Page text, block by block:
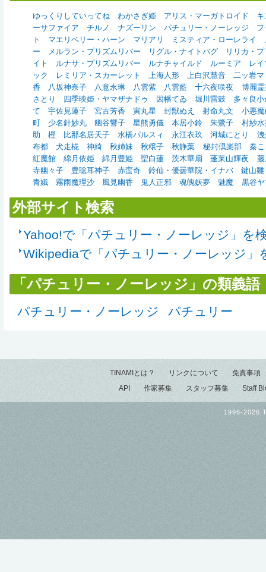
ゆっくりしていってね わかさぎ姫 アリス・マーガトロイド
ーサファイア
チルノ ナズーリン パチュリー・ノーレッジ
ト
マエリベリー・ハーン マリアリ ミスティア・ローレライ
ー
メルラン・プリズムリバー リグル・ナイトバグ
リリカ・
イト
ルナサ・プリズムリバー ルナチャイルド ルーミア
レ
ック
レミリア・スカーレット 上海人形 上白沢慧音
二ッ岩
香
八坂神奈子 八意永琳 八雲紫 八雲藍 十六夜咲夜
博麗霊
さとり
四季映姫・ヤマザナドゥ 因幡てゐ 堀川雷鼓
多々良小
て
宇佐見蓮子 宮古芳香 寅丸星 封獣ぬえ 射命丸文
小悪
町
少名針妙丸 幽谷響子 星熊勇儀 本居小鈴 朱鷺子
村紗水
助
橙 比那名居天子 水橋パルスィ 永江衣玖 河城にとり
布都
犬走椛 神綺 秋姉妹 秋穣子 秋静葉 秘封倶楽部
秦
紅魔館
綿月依姫 綿月豊姫 聖白蓮 茨木華扇 蓬莱山輝夜
寺幽々子
豊聡耳神子 赤蛮奇 鈴仙・優曇華院・イナバ
鍵山雛
青娥
霧雨魔理沙 風見幽香 鬼人正邪 魂魄妖夢 魅魔 黒谷
外部サイト検索
Yahoo!で「パチュリー・ノーレッジ」を
Wikipediaで「パチュリー・ノーレッジ」
「パチュリー・ノーレッジ」の類義語
パチュリー・ノーレッジ パチュリー
TINAMIとは？ リンクについて
免責事項
API
作家募集 スタッフ募集 Staff
1996-2026